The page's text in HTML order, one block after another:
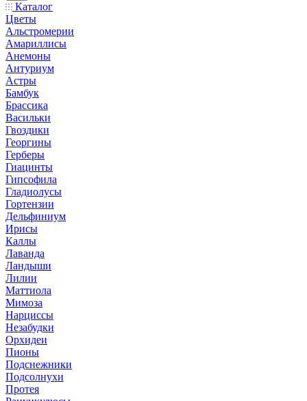
Каталог
Цветы
Альстромерии
Амариллисы
Анемоны
Антуриум
Астры
Бамбук
Брассика
Васильки
Гвоздики
Георгины
Герберы
Гиацинты
Гипсофила
Гладиолусы
Гортензии
Дельфиниум
Ирисы
Каллы
Лаванда
Ландыши
Лилии
Маттиола
Мимоза
Нарциссы
Незабудки
Орхидеи
Пионы
Подснежники
Подсолнухи
Протея